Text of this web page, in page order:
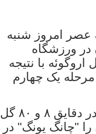
عصر امروز شنبه
در ورزشگاه
با نتيجه
يک چهارم
برای تيم ملی فوتبال اروگوئه " سوارز" در دقايق ۸ و ۸۰ گل
"چانگ يونگ" در